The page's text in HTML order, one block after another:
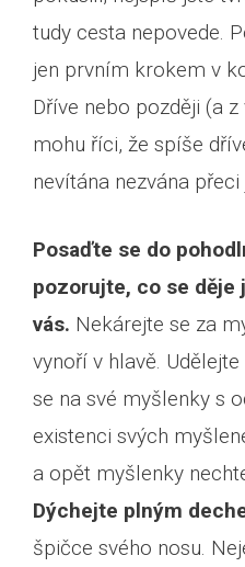
tudy cesta nepovede.
jen prvním krokem v
Dříve nebo později (a
mohu říci, že spíše
nevítána nezvána přeci
Posaďte se do
pozorujte, co se děje
vás. Nekárejte se za
vynoří v hlavě.
se na své myšlenky s
existenci svých
a opět myšlenky
Dýchejte plným
špičce svého nosu.